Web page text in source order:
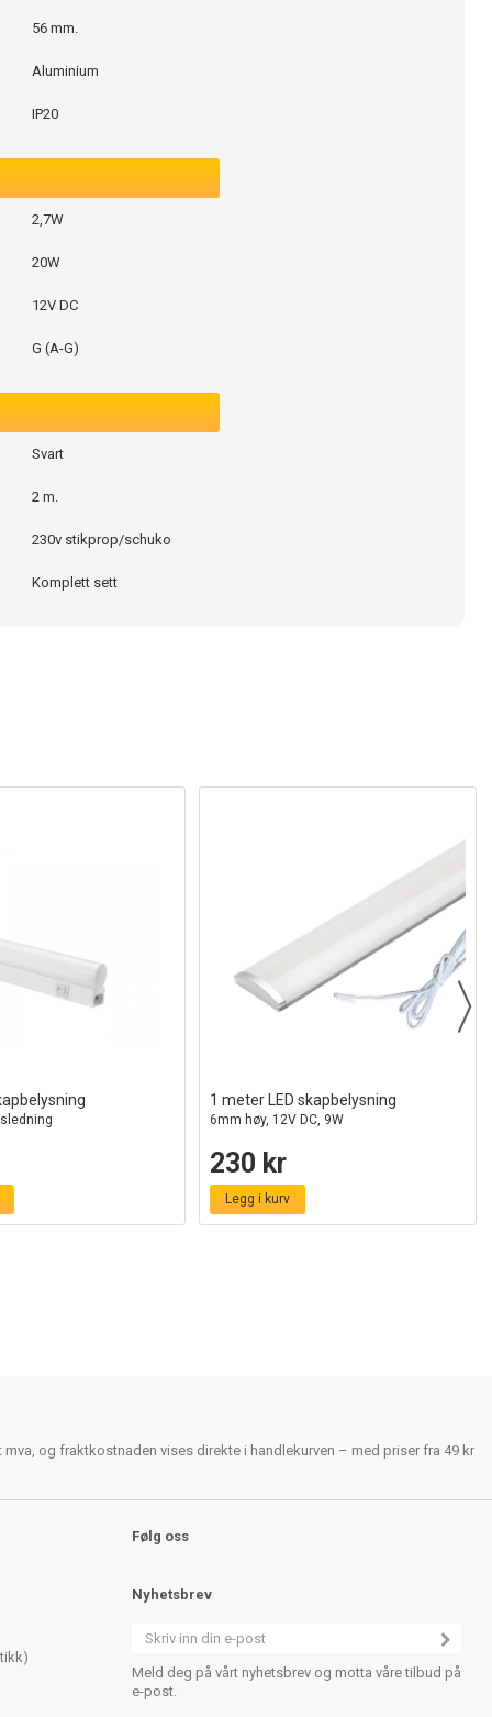
56 mm.
Aluminium
IP20
2,7W
20W
12V DC
G (A-G)
Svart
2 m.
230v stikprop/schuko
Komplett sett
1 meter LED skapbelysning
6mm høy, 12V DC, 9W
230 kr
Legg i kurv
og fraktkostnaden vises direkte i handlekurven – med priser fra 49 kr
Følg oss
Nyhetsbrev
Meld deg på vårt nyhetsbrev og motta våre tilbud på
e-post.